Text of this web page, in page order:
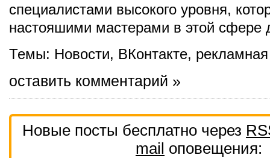
специалистами высокого уровня,
настояшими мастерами в этой сфере
Темы: Новости, ВКонтакте, рекламная
оставить комментарий »
Новые посты бесплатно через
mail оповещения: